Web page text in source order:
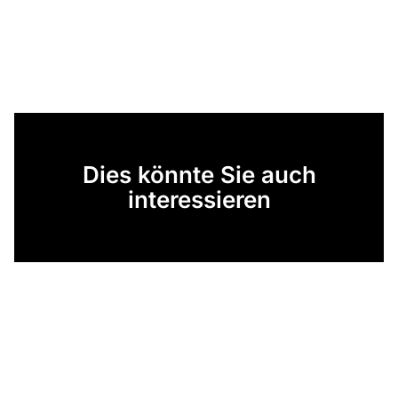
Dies könnte Sie auch
interessieren